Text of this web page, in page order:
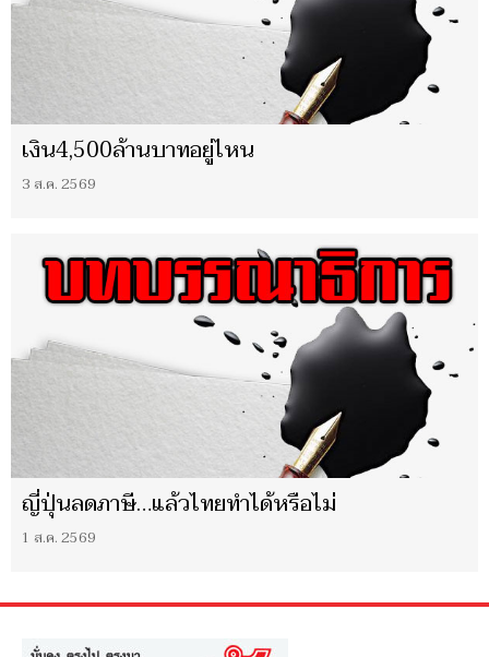
เงิน4,500ล้านบาทอยู่ไหน
3 ส.ค. 2569
ญี่ปุ่นลดภาษี…แล้วไทยทำได้หรือไม่
1 ส.ค. 2569